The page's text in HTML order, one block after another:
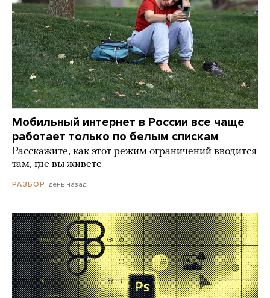
Мобильный интернет в России все чаще
работает только по белым спискам
Расскажите, как этот режим ограничений вводится
там, где вы живете
РАЗБОР день назад